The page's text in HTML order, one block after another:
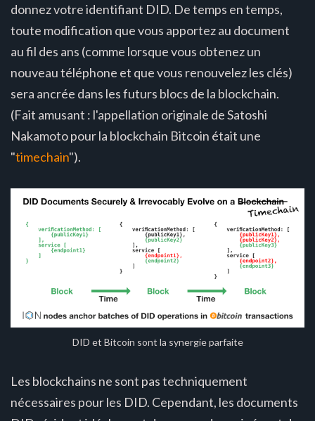
donnez votre identifiant DID. De temps en temps,
toute modification que vous apportez au document
au fil des ans (comme lorsque vous obtenez un
nouveau téléphone et que vous renouvelez les clés)
sera ancrée dans les futurs blocs de la blockchain.
(Fait amusant : l'appellation originale de Satoshi
Nakamoto pour la blockchain Bitcoin était une
"timechain").
DID et Bitcoin sont la synergie parfaite
Les blockchains ne sont pas techniquement
nécessaires pour les DID. Cependant, les documents